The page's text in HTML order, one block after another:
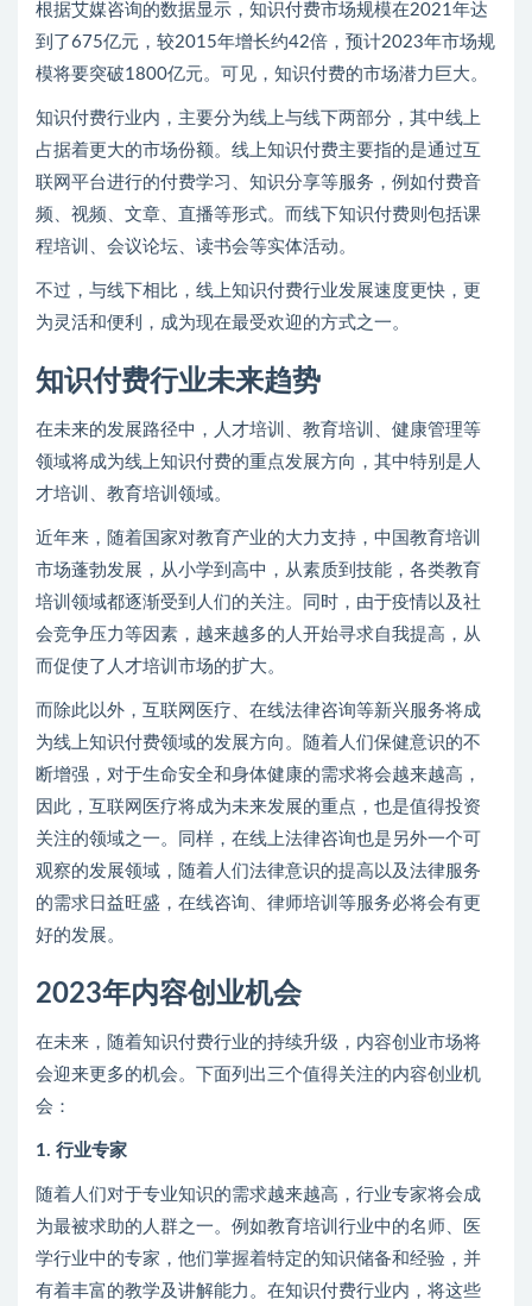
根据艾媒咨询的数据显示，知识付费市场规模在2021年达
到了675亿元，较2015年增长约42倍，预计2023年市场规
模将要突破1800亿元。可见，知识付费的市场潜力巨大。
知识付费行业内，主要分为线上与线下两部分，其中线上
占据着更大的市场份额。线上知识付费主要指的是通过互
联网平台进行的付费学习、知识分享等服务，例如付费音
频、视频、文章、直播等形式。而线下知识付费则包括课
程培训、会议论坛、读书会等实体活动。
不过，与线下相比，线上知识付费行业发展速度更快，更
为灵活和便利，成为现在最受欢迎的方式之一。
知识付费行业未来趋势
在未来的发展路径中，人才培训、教育培训、健康管理等
领域将成为线上知识付费的重点发展方向，其中特别是人
才培训、教育培训领域。
近年来，随着国家对教育产业的大力支持，中国教育培训
市场蓬勃发展，从小学到高中，从素质到技能，各类教育
培训领域都逐渐受到人们的关注。同时，由于疫情以及社
会竞争压力等因素，越来越多的人开始寻求自我提高，从
而促使了人才培训市场的扩大。
而除此以外，互联网医疗、在线法律咨询等新兴服务将成
为线上知识付费领域的发展方向。随着人们保健意识的不
断增强，对于生命安全和身体健康的需求将会越来越高，
因此，互联网医疗将成为未来发展的重点，也是值得投资
关注的领域之一。同样，在线上法律咨询也是另外一个可
观察的发展领域，随着人们法律意识的提高以及法律服务
的需求日益旺盛，在线咨询、律师培训等服务必将会有更
好的发展。
2023年内容创业机会
在未来，随着知识付费行业的持续升级，内容创业市场将
会迎来更多的机会。下面列出三个值得关注的内容创业机
会：
1. 行业专家
随着人们对于专业知识的需求越来越高，行业专家将会成
为最被求助的人群之一。例如教育培训行业中的名师、医
学行业中的专家，他们掌握着特定的知识储备和经验，并
有着丰富的教学及讲解能力。在知识付费行业内，将这些